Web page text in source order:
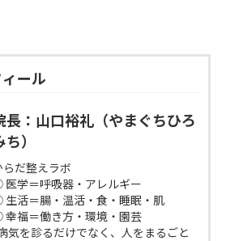
ール
長：山口裕礼（やまぐちひろ
ち）
らだ整えラボ
学＝呼吸器・アレルギー
活＝腸・温活・食・睡眠・肌
福＝働き方・環境・園芸
気を診るだけでなく、人をまるごと